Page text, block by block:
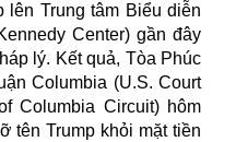
lên Trung tâm Biểu diễn
Center) gần đây
lý. Kết quả, Tòa Phúc
Columbia (U.S. Court
Columbia Circuit) hôm
tên Trump khỏi mặt tiền